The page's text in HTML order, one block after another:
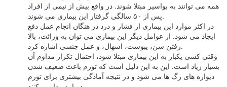
همه می توانند به بواسیر مبتلا شوند. در واقع بیش از نیمی از افراد
پس از ۵۰ سالگی گرفتار این بیماری می شوند.
در اکثر موارد این بیماری از فشار و درد در هنگان انجام عمل دفع
ایجاد می شود. از عوامل دیگر این بیماری می توان به وراثت، بالا
رفتن سن، یبوست، اسهال، و عمل جنسی اشاره کرد.
وقتی کسی یکبار به این بیماری مبتلا شود، احتمال تکرار مداوم آن
بسیار زیاد است. این به این دلیل است که تورم باعث ضعیف شدن
دیواره های رگ ها می شود و در نتیجه آمادگی بیشتری برای تورم